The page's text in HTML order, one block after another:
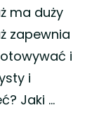
ma duży
zapewnia
i
i
Jaki …